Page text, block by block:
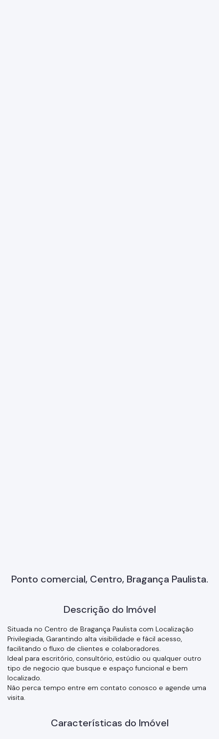
Ponto comercial, Centro, Bragança Paulista.
Descrição do Imóvel
Situada no Centro de Bragança Paulista com Localização
Privilegiada, Garantindo alta visibilidade e fácil acesso,
facilitando o fluxo de clientes e colaboradores.
Ideal para escritório, consultório, estúdio ou qualquer outro
tipo de negocio que busque e espaço funcional e bem
localizado.
Não perca tempo entre em contato conosco e agende uma
visita.
Características do Imóvel